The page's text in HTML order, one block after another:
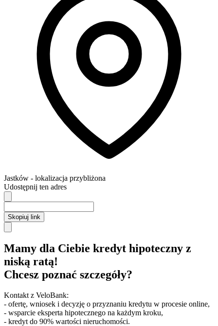
Jastków - lokalizacja przybliżona
Udostępnij ten adres
Skopiuj link
Mamy dla Ciebie kredyt hipoteczny z
niską ratą!
Chcesz poznać szczegóły?
Kontakt z VeloBank:
- ofertę, wniosek i decyzję o przyznaniu kredytu w procesie online,
- wsparcie eksperta hipotecznego na każdym kroku,
- kredyt do 90% wartości nieruchomości.